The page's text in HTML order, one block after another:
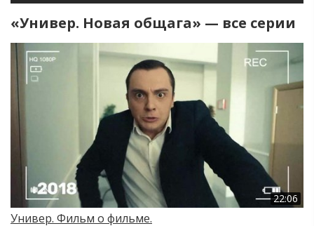
«Универ. Новая общага» — все серии
22:06
Универ. Фильм о фильме.